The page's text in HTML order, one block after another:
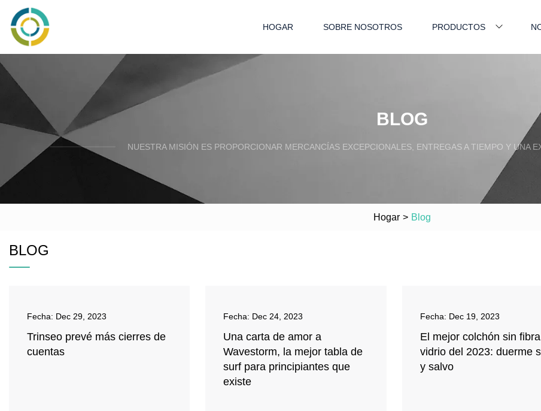
HOGAR SOBRE NOSOTROS PRODUCTOS
BLOG
NUESTRA MISIÓN ES PROPORCIONAR MERCANCÍAS EXCEPCIONALES, ENTREGAS A TIEMPO Y UNA
Hogar > Blog
BLOG
Fecha: Dec 29, 2023
Trinseo prevé más cierres de
cuentas
Fecha: Dec 24, 2023
Una carta de amor a
Wavestorm, la mejor tabla de
surf para principiantes que
existe
Fecha: Dec 19, 2023
El mejor colchón sin
vidrio del 2023: duerme
y salvo